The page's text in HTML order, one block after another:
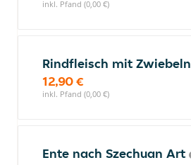
inkl. Pfand (0,00 €)
Rindfleisch mit Zwiebeln
12,90 €
inkl. Pfand (0,00 €)
Ente nach Szechuan Art